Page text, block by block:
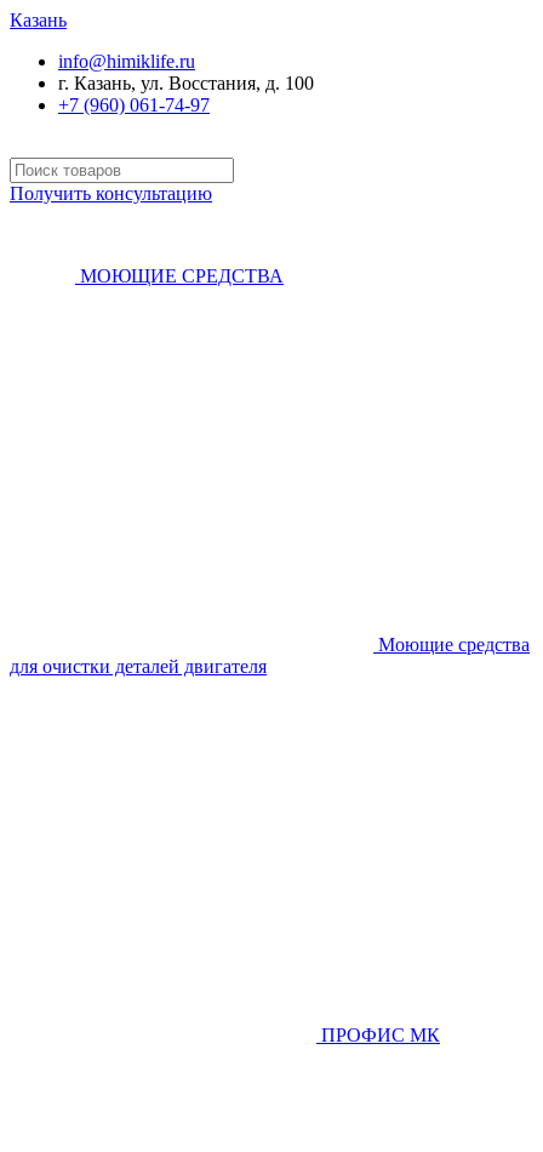
Казань
info@himiklife.ru
г. Казань, ул. Восстания, д. 100
+7 (960) 061-74-97
Получить консультацию
МОЮЩИЕ СРЕДСТВА
Моющие средства
для очистки деталей двигателя
ПРОФИС МК